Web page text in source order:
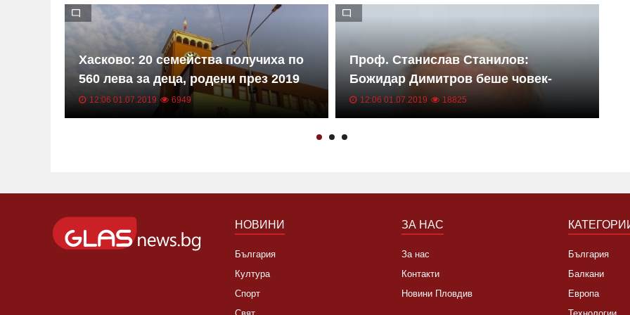
Хасково: 20 семейства получиха по
560 лева за деца, родени през 2019
година
12:06 01.07.2019 6949
Проф. Станислав Станилов:
Божидар Димитров беше човек-
музей
12:06 01.07.2019 18825
НОВИНИ
България
Култура
Спорт
ЗА НАС
За нас
Контакти
Новини Пловдив
България
Балкани
Европа